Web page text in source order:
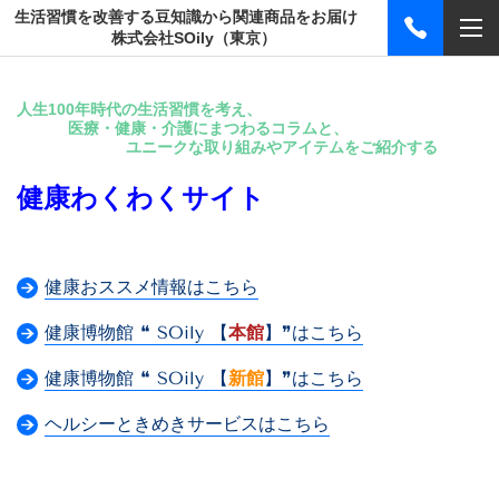
生活習慣を改善する豆知識から関連商品をお届け
株式会社SOily（東京）
人生100年時代の生活習慣を考え、
医療・健康・介護にまつわるコラムと、
ユニークな取り組みやアイテムをご紹介する
健康わくわくサイト
健康おススメ情報はこちら
健康博物館 ❝ SOily 【本館】❞はこちら
健康博物館 ❝ SOily 【新館】❞はこちら
ヘルシーときめきサービスはこちら